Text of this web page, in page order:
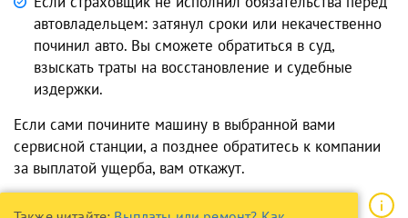
автовладельцем: затянул сроки или некачественно
починил авто. Вы сможете обратиться в суд,
взыскать траты на восстановление и судебные
издержки.
Если сами почините машину в выбранной вами
сервисной станции, а позднее обратитесь к компании
за выплатой ущерба, вам откажут.